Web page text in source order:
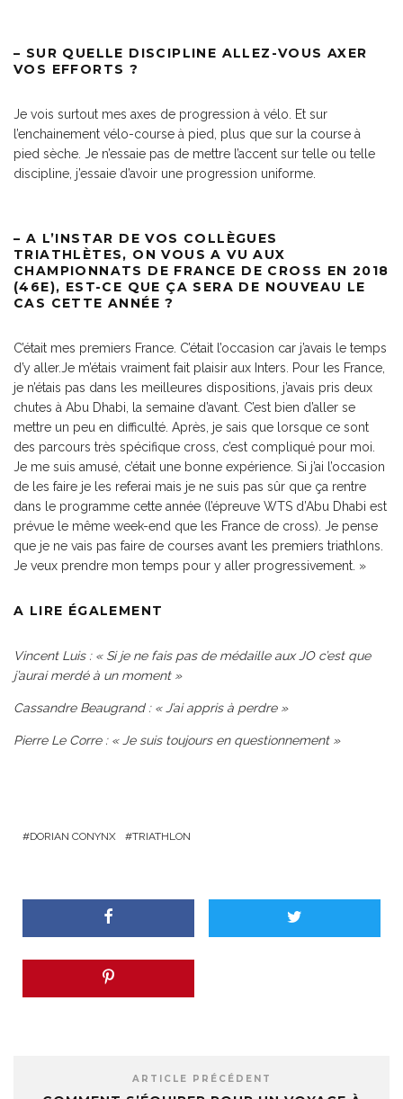
– SUR QUELLE DISCIPLINE ALLEZ-VOUS AXER
VOS EFFORTS ?
Je vois surtout mes axes de progression à vélo. Et sur
l’enchainement vélo-course à pied, plus que sur la course à
pied sèche. Je n’essaie pas de mettre l’accent sur telle ou telle
discipline, j’essaie d’avoir une progression uniforme.
– A L’INSTAR DE VOS COLLÈGUES
TRIATHLÈTES, ON VOUS A VU AUX
CHAMPIONNATS DE FRANCE DE CROSS EN 2018
(46E), EST-CE QUE ÇA SERA DE NOUVEAU LE
CAS CETTE ANNÉE ?
C’était mes premiers France. C’était l’occasion car j’avais le temps
d’y aller.Je m’étais vraiment fait plaisir aux Inters. Pour les France,
je n’étais pas dans les meilleures dispositions, j’avais pris deux
chutes à Abu Dhabi, la semaine d’avant. C’est bien d’aller se
mettre un peu en difficulté. Après, je sais que lorsque ce sont
des parcours très spécifique cross, c’est compliqué pour moi.
Je me suis amusé, c’était une bonne expérience. Si j’ai l’occasion
de les faire je les referai mais je ne suis pas sûr que ça rentre
dans le programme cette année (l’épreuve WTS d’Abu Dhabi est
prévue le même week-end que les France de cross). Je pense
que je ne vais pas faire de courses avant les premiers triathlons.
Je veux prendre mon temps pour y aller progressivement. »
A LIRE ÉGALEMENT
Vincent Luis : « Si je ne fais pas de médaille aux JO c’est que
j’aurai merdé à un moment »
Cassandre Beaugrand : « J’ai appris à perdre »
Pierre Le Corre : « Je suis toujours en questionnement »
DORIAN CONYNX TRIATHLON
ARTICLE PRÉCÉDENT